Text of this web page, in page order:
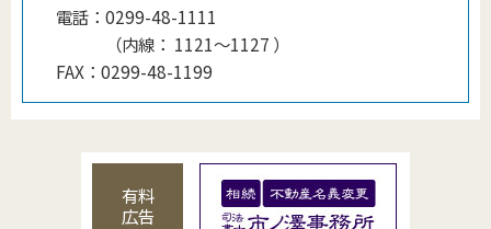
電話： 0299-48-1111
（内線 ： 1121〜1127 ）
FAX： 0299-48-1199
有料
広告